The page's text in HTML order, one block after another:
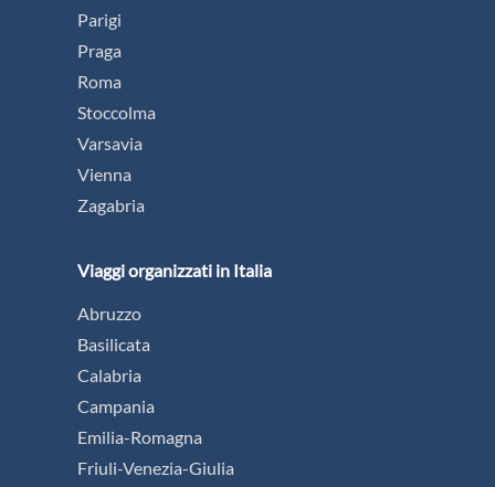
Parigi
Praga
Roma
Stoccolma
Varsavia
Vienna
Zagabria
Viaggi organizzati in Italia
Abruzzo
Basilicata
Calabria
Campania
Emilia-Romagna
Friuli-Venezia-Giulia